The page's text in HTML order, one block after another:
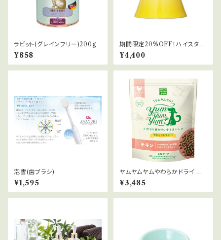
ラビット(グレインフリー)200g
¥858
期間限定20%OFF！ハイスタン
ドフードボール
¥4,400
泡雪(歯ブラシ)
¥1,595
ヤムヤムヤムやわらかドライ チ
キン800g
¥3,485